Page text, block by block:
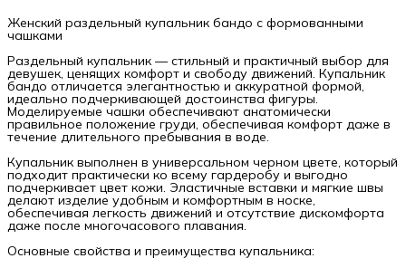
Женский раздельный купальник бандо с формованными
чашками
Раздельный купальник — стильный и практичный выбор для
девушек, ценящих комфорт и свободу движений. Купальник
бандо отличается элегантностью и аккуратной формой,
идеально подчеркивающей достоинства фигуры.
Моделируемые чашки обеспечивают анатомически
правильное положение груди, обеспечивая комфорт даже в
течение длительного пребывания в воде.
Купальник выполнен в универсальном черном цвете, который
подходит практически ко всему гардеробу и выгодно
подчеркивает цвет кожи. Эластичные вставки и мягкие швы
делают изделие удобным и комфортным в носке,
обеспечивая легкость движений и отсутствие дискомфорта
даже после многочасового плавания.
Основные свойства и преимущества купальника: